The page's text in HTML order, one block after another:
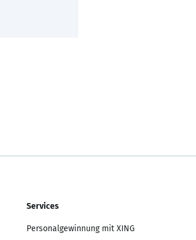
Services
Personalgewinnung mit XING